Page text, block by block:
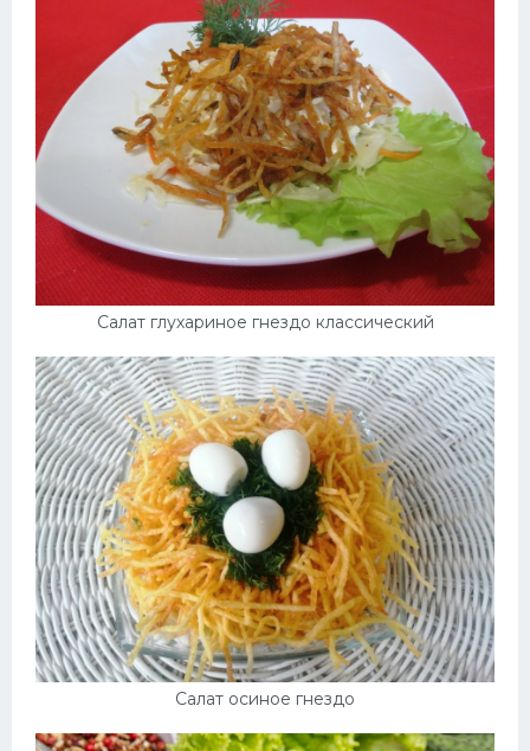
Салат глухариное гнездо классический
Салат осиное гнездо